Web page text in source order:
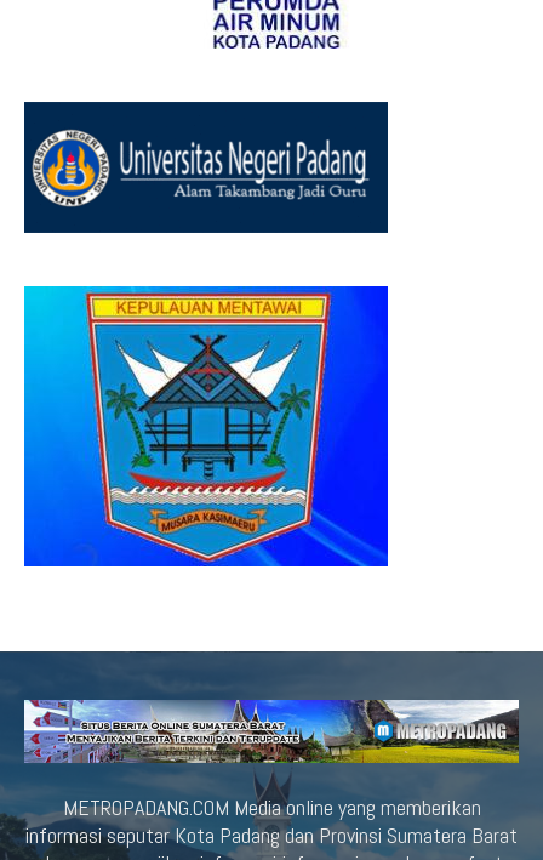
METROPADANG.COM Media online yang memberikan
informasi seputar Kota Padang dan Provinsi Sumatera Barat